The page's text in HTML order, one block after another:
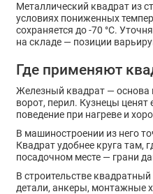
Металлический квадрат из
условиях пониженных
сохраняется до -70 °C.
на складе — позиции
Где применяют
Железный квадрат — основа
ворот, перил. Кузнецы ценят
поведение при нагреве и
В машиностроении из него
Квадрат удобнее круга там,
посадочном месте — грани
В строительстве
детали, анкеры, монтажные